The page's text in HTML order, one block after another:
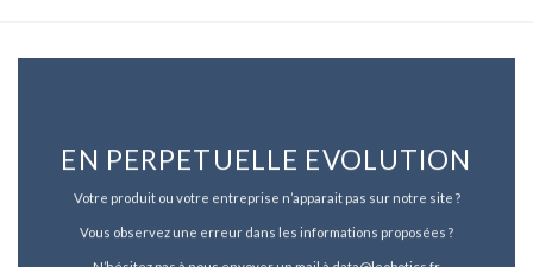
EN PERPETUELLE EVOLUTION
Votre produit ou votre entreprise n’apparait pas sur notre site ?
Vous observez une erreur dans les informations proposées ?